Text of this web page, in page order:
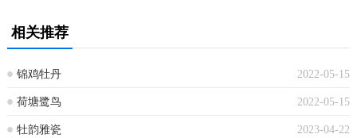
相关推荐
2022-05-15
锦鸡牡丹
2022-05-15
荷塘鹭鸟
2023-04-22
牡韵雅瓷